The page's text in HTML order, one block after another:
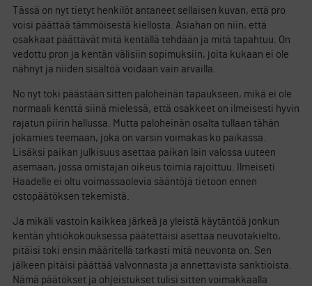
Tässä on nyt tietyt henkilöt antaneet sellaisen kuvan, että pro
voisi päättää tämmöisestä kiellosta. Asiahan on niin, että
osakkaat päättävät mitä kentällä tehdään ja mitä tapahtuu. On
vedottu pron ja kentän välisiin sopimuksiin, joita kukaan ei ole
nähnyt ja niiden sisältöä voidaan vain arvailla.
No nyt toki päästään sitten paloheinän tapaukseen, mikä ei ole
normaali kenttä siinä mielessä, että osakkeet on ilmeisesti hyvin
rajatun piirin hallussa. Mutta paloheinän osalta tullaan tähän
jokamies teemaan, joka on varsin voimakas ko paikassa.
Lisäksi paikan julkisuus asettaa paikan lain valossa uuteen
asemaan, jossa omistajan oikeus toimia rajoittuu. Ilmeiseti
Haadelle ei oltu voimassaolevia sääntöjä tietoon ennen
ostopäätöksen tekemistä.
Ja mikäli vastoin kaikkea järkeä ja yleistä käytäntöä jonkun
kentän yhtiökokouksessa päätettäisi asettaa neuvotakielto,
pitäisi toki ensin määritellä tarkasti mitä neuvonta on. Sen
jälkeen pitäisi päättää valvonnasta ja annettavista sanktioista.
Nämä päätökset ja ohjeistukset tulisi sitten voimakkaalla